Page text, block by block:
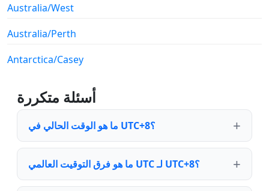
Australia/West
Australia/Perth
Antarctica/Casey
أسئلة متكررة
ما هو الوقت الحالي في UTC+8؟
ما هو فرق التوقيت العالمي UTC لـ UTC+8؟